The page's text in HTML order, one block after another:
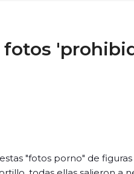
"fotos porno" de